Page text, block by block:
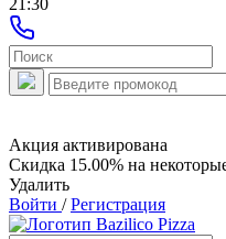
21:30
Акция активирована
Скидка 15.00% на
Удалить
Войти /Регистрация